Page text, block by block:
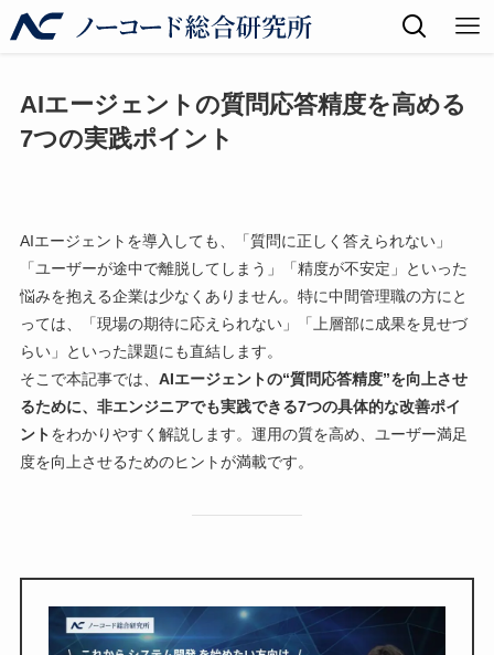
AIエージェントの質問応答精度を高める
7つの実践ポイント
AIエージェントを導入しても、「質問に正しく答えられない」
「ユーザーが途中で離脱してしまう」「精度が不安定」といった
悩みを抱える企業は少なくありません。特に中間管理職の方にと
っては、「現場の期待に応えられない」「上層部に成果を見せづ
らい」といった課題にも直結します。
そこで本記事では、 AIエージェントの“質問応答精度”を向上させ
るために、非エンジニアでも実践できる7つの具体的な改善ポイ
ントをわかりやすく解説します。運用の質を高め、ユーザー満足
度を向上させるためのヒントが満載です。